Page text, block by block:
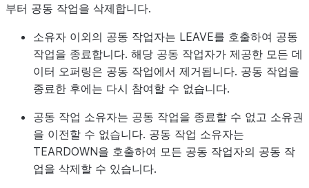
부터 공동 작업을 삭제합니다.
소유자 이외의 공동 작업자는 LEAVE를 호출하여 공동
작업을 종료합니다. 해당 공동 작업자가 제공한 모든 데
이터 오퍼링은 공동 작업에서 제거됩니다. 공동 작업을
종료한 후에는 다시 참여할 수 없습니다.
공동 작업 소유자는 공동 작업을 종료할 수 없고 소유권
을 이전할 수 없습니다. 공동 작업 소유자는
TEARDOWN을 호출하여 모든 공동 작업자의 공동 작
업을 삭제할 수 있습니다.